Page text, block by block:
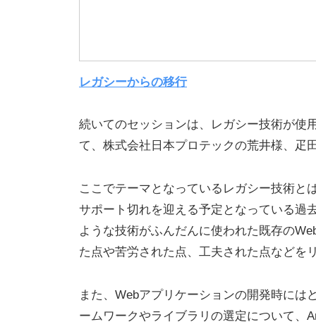
レガシーからの移行
続いてのセッションは、レガシー技術が使
て、株式会社日本プロテックの荒井様、疋
ここでテーマとなっているレガシー技術と
サポート切れを迎える予定となっている過
ような技術がふんだんに使われた既存の
た点や苦労された点、工夫された点などを
また、Webアプリケーションの開発時に
ームワークやライブラリの選定について、